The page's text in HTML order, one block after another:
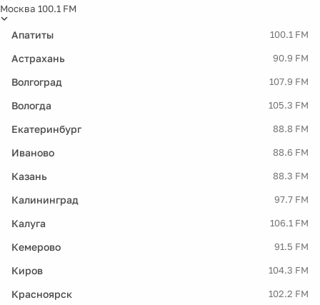
Москва 100.1 FM
Апатиты 100.1 FM
Астрахань 90.9 FM
Волгоград 107.9 FM
Вологда 105.3 FM
Екатеринбург 88.8 FM
Иваново 88.6 FM
Казань 88.3 FM
Калининград 97.7 FM
Калуга 106.1 FM
Кемерово 91.5 FM
Киров 104.3 FM
Красноярск 102.2 FM